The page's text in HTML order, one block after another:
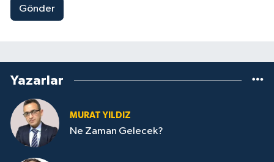
Gönder
Yazarlar
MURAT YILDIZ
Ne Zaman Gelecek?